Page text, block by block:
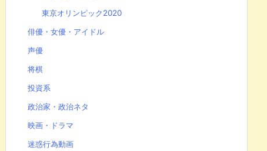
東京オリンピック2020
俳優・女優・アイドル
声優
将棋
投資系
政治家・政治ネタ
映画・ドラマ
迷惑行為動画